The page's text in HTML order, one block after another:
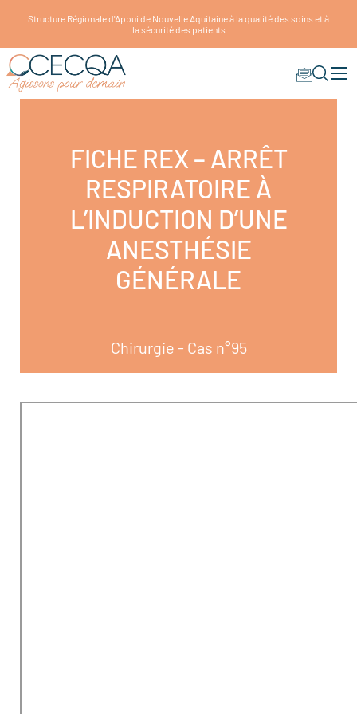
Structure Régionale d'Appui de Nouvelle Aquitaine à la qualité des soins et à
la sécurité des patients
FICHE REX – ARRÊT
RESPIRATOIRE À
L’INDUCTION D’UNE
ANESTHÉSIE
GÉNÉRALE
Chirurgie - Cas n°95